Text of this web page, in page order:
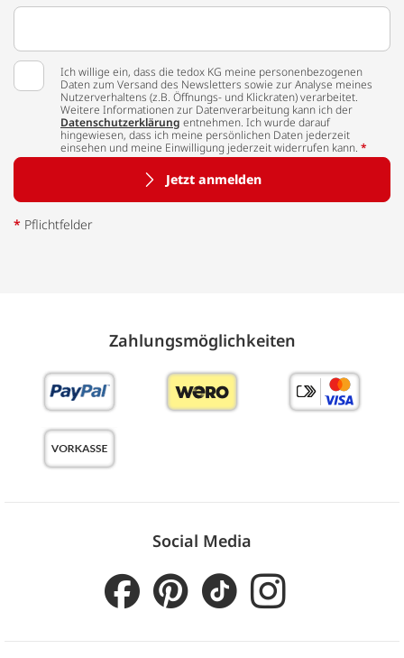
Ich willige ein, dass die tedox KG meine personenbezogenen
Daten zum Versand des Newsletters sowie zur Analyse meines
Nutzerverhaltens (z.B. Öffnungs- und Klickraten) verarbeitet.
Weitere Informationen zur Datenverarbeitung kann ich der
Datenschutzerklärung entnehmen. Ich wurde darauf
hingewiesen, dass ich meine persönlichen Daten jederzeit
einsehen und meine Einwilligung jederzeit widerrufen kann. *
Jetzt anmelden
* Pflichtfelder
Zahlungs­möglich­keiten
Social Media